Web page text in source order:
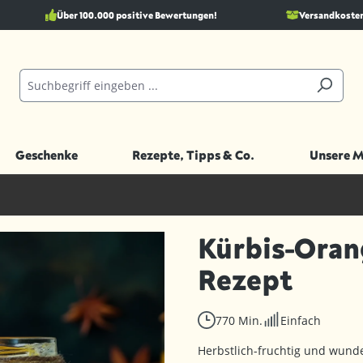
Über 100.000 positive Bewertungen!
Geschenke Rezepte, Tipps & Co. Unsere
Kürbis-
Rezept
770 Min.
Einfach
Herbstlich-fruchtig und